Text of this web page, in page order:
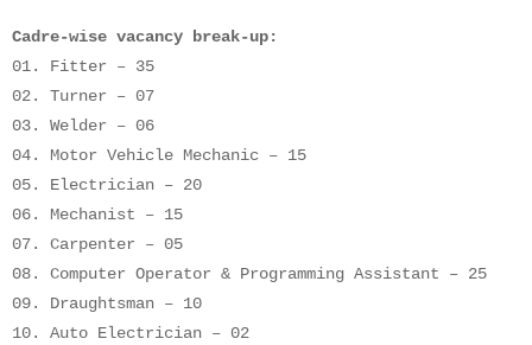
Cadre-wise vacancy break-up:
01. Fitter – 35
02. Turner – 07
03. Welder – 06
04. Motor Vehicle Mechanic – 15
05. Electrician – 20
06. Mechanist – 15
07. Carpenter – 05
08. Computer Operator & Programming Assistant – 25
09. Draughtsman – 10
10. Auto Electrician – 02